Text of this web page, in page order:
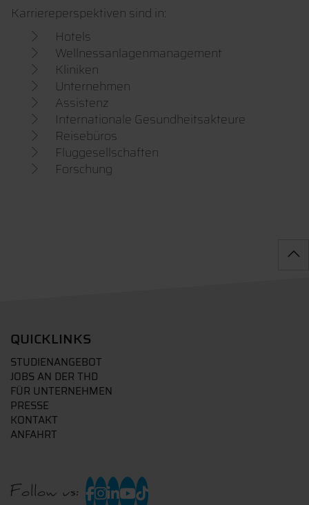
Karriereperspektiven sind in:
Hotels
Wellnessanlagenmanagement
Kliniken
Unternehmen
Assistenz
Internationale Gesundheitsakteure
Reisebüros
Fluggesellschaften
Forschung
QUICKLINKS
STUDIENANGEBOT
JOBS AN DER THD
FÜR UNTERNEHMEN
PRESSE
KONTAKT
ANFAHRT
Follow us: